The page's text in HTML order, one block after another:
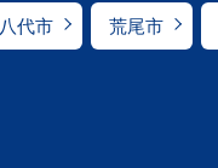
八代市 荒尾市